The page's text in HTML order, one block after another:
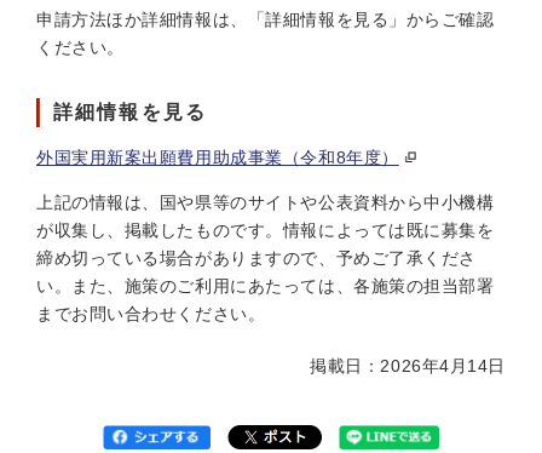
申請方法ほか詳細情報は、「詳細情報を見る」からご確認
ください。
詳細情報を見る
外国実用新案出願費用助成事業（令和8年度）
上記の情報は、国や県等のサイトや公表資料から中小機構
が収集し、掲載したものです。情報によっては既に募集を
締め切っている場合がありますので、予めご了承くださ
い。また、施策のご利用にあたっては、各施策の担当部署
までお問い合わせください。
掲載日：2026年4月14日